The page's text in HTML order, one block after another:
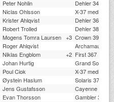
Peter Nohlin
Dehler 34 SV
Niclas Ohlsson
X-37 medium
Krister Ahlqvist
Dehler 36SQ
Robert Trolled
Dehler 38
Mogens Tomra Laursen +3 Crown 39
Roger Ahlqvist
Archamault 35
Niklas Engblom +2 First 367
Johan Hurtig
Grand Soleil 37
Poul Ciok
X-37 medium
Øystein Haslum
Solaris 37
Jens Gustafsson
Cayenne Int
Evan Thorsson Gambler 38